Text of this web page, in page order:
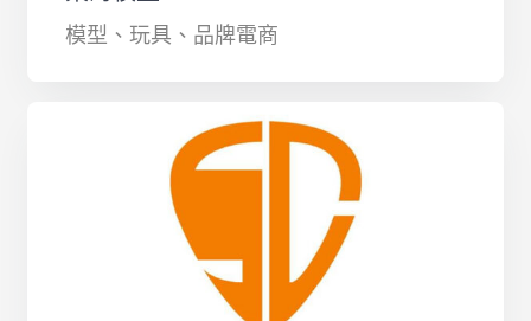
模型、玩具、品牌電商